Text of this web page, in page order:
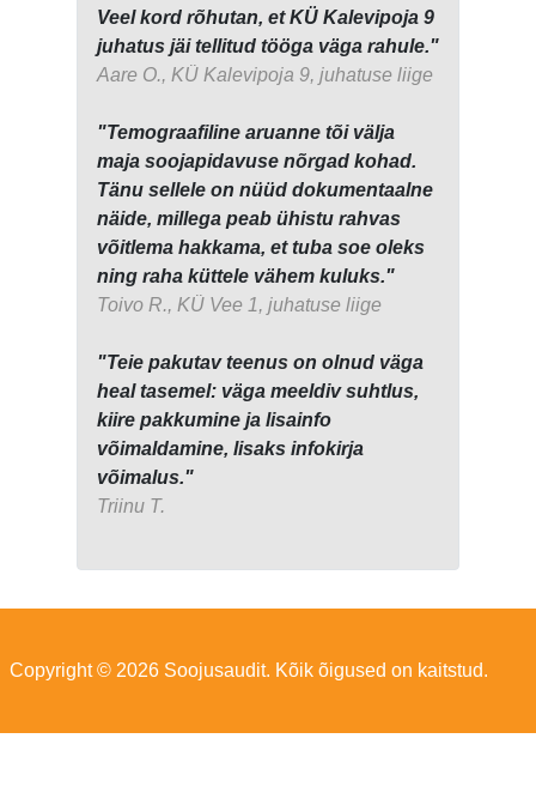
Veel kord rõhutan, et KÜ Kalevipoja 9
juhatus jäi tellitud tööga väga rahule."
Aare O., KÜ Kalevipoja 9, juhatuse liige
"Temograafiline aruanne tõi välja
maja soojapidavuse nõrgad kohad.
Tänu sellele on nüüd dokumentaalne
näide, millega peab ühistu rahvas
võitlema hakkama, et tuba soe oleks
ning raha küttele vähem kuluks."
Toivo R., KÜ Vee 1, juhatuse liige
"Teie pakutav teenus on olnud väga
heal tasemel: väga meeldiv suhtlus,
kiire pakkumine ja lisainfo
võimaldamine, lisaks infokirja
võimalus."
Triinu T.
Copyright © 2026 Soojusaudit. Kõik õigused on kaitstud.